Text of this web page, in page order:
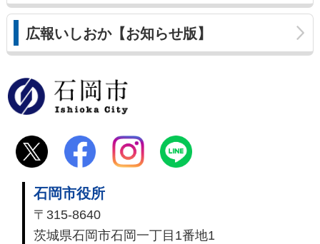
広報いしおか【お知らせ版】
石岡市役所
〒315-8640
茨城県石岡市石岡一丁目1番地1